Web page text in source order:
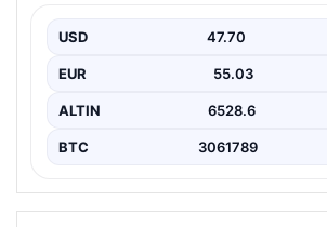
fiyatları
USD 47.70
EUR 55.03
ALTIN 6528.6
BTC 3061789